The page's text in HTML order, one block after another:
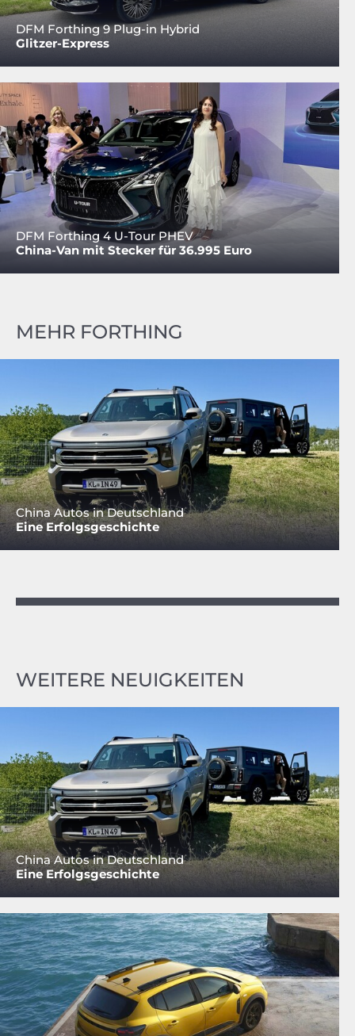
DFM Forthing 9 Plug-in Hybrid
Glitzer-Express
DFM Forthing 4 U-Tour PHEV
China-Van mit Stecker für 36.995 Euro
MEHR FORTHING
China Autos in Deutschland
Eine Erfolgsgeschichte
WEITERE NEUIGKEITEN
China Autos in Deutschland
Eine Erfolgsgeschichte